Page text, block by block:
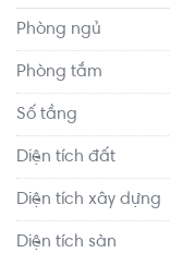
ích, trung tâm
Phòng ngủ
Phòng tắm
Số tầng
Diện tích đất
Diện tích xây dựng
Diện tích sàn